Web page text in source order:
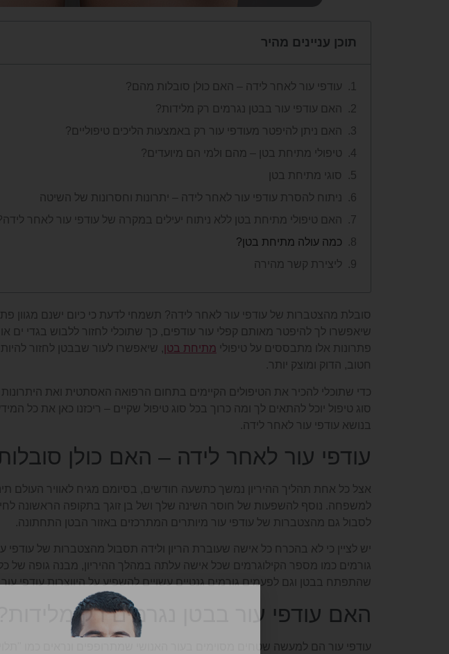
תוכן עניינים מהיר
עודפי עור לאחר לידה – האם כולן סובלות מהם?
האם עודפי עור בבטן נגרמים רק מלידות?
האם ניתן להיפטר מעודפי עור רק באמצעות הליכים טיפוליים?
טיפולי מתיחת בטן – מהם ולמי הם מיועדים?
סוגי מתיחת בטן
ניתוח להסרת עודפי עור לאחר לידה – יתרונות וחסרונות של השיטה
האם טיפולי מתיחת בטן ללא ניתוח יעילים במקרה של עודפי עור לאחר
כמה עולה מתיחת בטן?
ליצירת קשר מהירה
סובלת מהצטברות של עודפי עור לאחר לידה? תשמחי לדעת כי כיום ישנם מגוון
שיאפשרו לך להיפטר מאותם קפלי עור עודפים, כך שתוכלי לחזור ללבוש בגדי ים
פתרונות אלו מתבססים על טיפולי מתיחת בטן, שיאפשרו לעור שבבטן לחזור
חטוב, הדוק ומוצק יותר.
כדי שתוכלי להכיר את הטיפולים הקיימים בתחום הרפואה האסתטית ואת
סוג טיפול יוכל להתאים לך ומה כרוך בכל סוג טיפול שקיים – ריכזנו כאן את כל
בנושא עודפי עור לאחר לידה.
עודפי עור לאחר לידה – האם כולן
אצל כל אחת תהליך ההיריון נמשך כתשעה חודשים, בסיומם מגיח לאוויר העולם
למשפחה. נוסף להשפעות של חוסר השינה שלך ושל בן זוגך בתקופה הראשונה
לסבול גם מהצטברות של עודפי עור מיותרים המתרכזים באזור הבטן התחתונה.
יש לציין כי לא בהכרח כל אישה שעוברת הריון ולידה תסבול מהצטברות של עודפי
גורמים כמו מספר הקילוגרמים שכל אישה עלתה במהלך ההיריון, מבנה גופה של
שהתפתח בבטן וגם לפעמים גורמים גנטיים עשויים להשפיע על היווצרות עודפי
האם עודפי עור בבטן נגרמים רק מלידות?
עודפי עור הם למעשה שטחים מסוימים בעור האנושי שמתרופפים ונראים כמו